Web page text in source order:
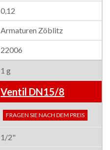
0,12
Armaturen Zöblitz
22006
1 g
Ventil DN15/8
FRAGEN SIE NACH DEM PREIS
1/2"